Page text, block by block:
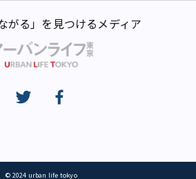
がる」を見つけるメディア
© 2024 urban life tokyo